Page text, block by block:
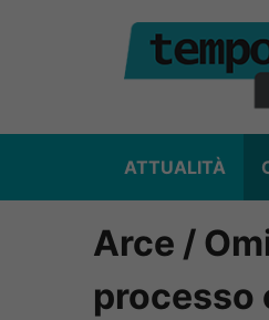
ATTUALITÀ
Arce /
processo